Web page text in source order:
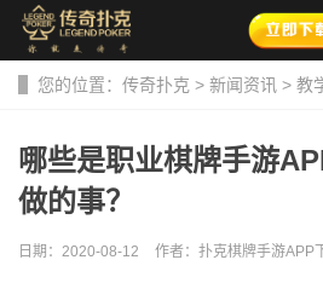
您的位置： 传奇扑克 > 新闻资讯 > 教
哪些是职业棋牌手游
做的事？
日期：2020-08-12 作者：扑克棋牌手游APP